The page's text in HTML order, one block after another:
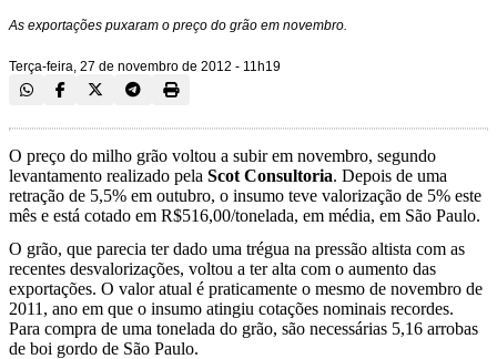
As exportações puxaram o preço do grão em novembro.
Terça-feira, 27 de novembro de 2012 - 11h19
O preço do milho grão voltou a subir em novembro, segundo
levantamento realizado pela Scot Consultoria. Depois de uma
retração de 5,5% em outubro, o insumo teve valorização de 5% este
mês e está cotado em R$516,00/tonelada, em média, em São Paulo.
O grão, que parecia ter dado uma trégua na pressão altista com as
recentes desvalorizações, voltou a ter alta com o aumento das
exportações. O valor atual é praticamente o mesmo de novembro de
2011, ano em que o insumo atingiu cotações nominais recordes.
Para compra de uma tonelada do grão, são necessárias 5,16 arrobas
de boi gordo de São Paulo.